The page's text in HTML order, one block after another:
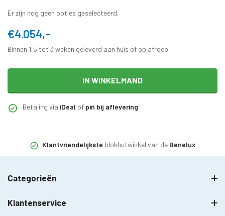
Er zijn nog geen opties geselecteerd.
€4.054,-
Binnen 1,5 tot 3 weken geleverd aan huis of op afroep
IN WINKELMAND
Betaling via iDeal of pin bij aflevering
Klantvriendelijkste blokhutwinkel van de Benelux
Categorieën
Klantenservice